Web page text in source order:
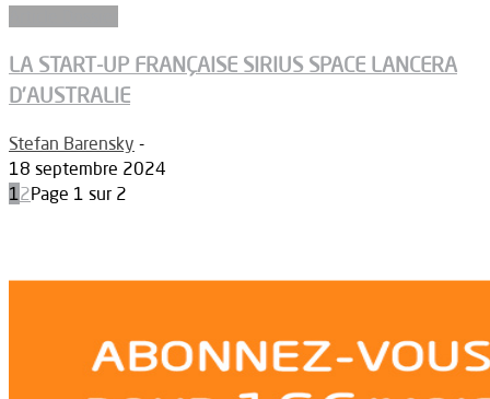
LA START-UP FRANÇAISE SIRIUS SPACE LANCERA
D’AUSTRALIE
Stefan Barensky -
18 septembre 2024
12Page 1 sur 2